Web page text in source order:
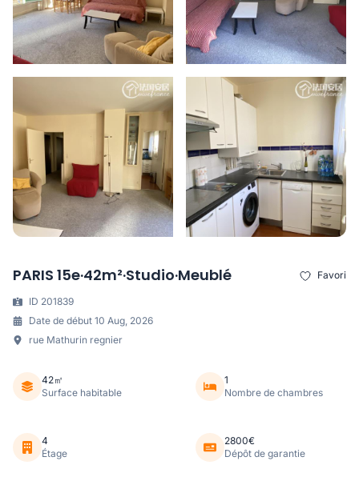
PARIS 15e·42m²·Studio·Meublé Favori
ID 201839
Date de début 10 Aug, 2026
rue Mathurin regnier
42㎡
Surface habitable
1
Nombre de chambres
4
Étage
2800€
Dépôt de garantie